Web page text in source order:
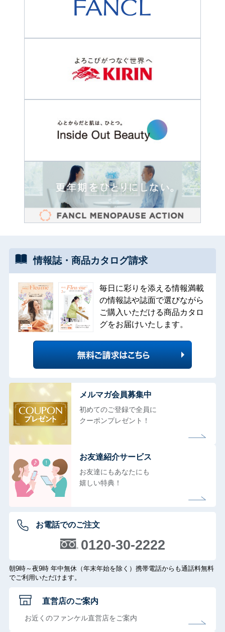
情報誌・ 商品カタログ請求
毎日に彩りを添える情報満載
の情報誌や誌面で選びながら
ご購入いただける商品カタロ
グをお届けいたします。
メルマガ会員募集中
初めてのご登録で全員に
クーポンプレゼント！
お友達紹介サービス
お友達にもあなたにも
嬉しい特典！
お電話でのご注文
0120-30-2222
朝9時～夜9時 年中無休（年末年始を除く）携帯電話からも通話料無料
でご利用いただけます。
直営店のご案内
お近くのファンケル直営店をご案内